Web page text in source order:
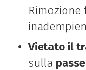
Rimozione
Vietato il
sulla